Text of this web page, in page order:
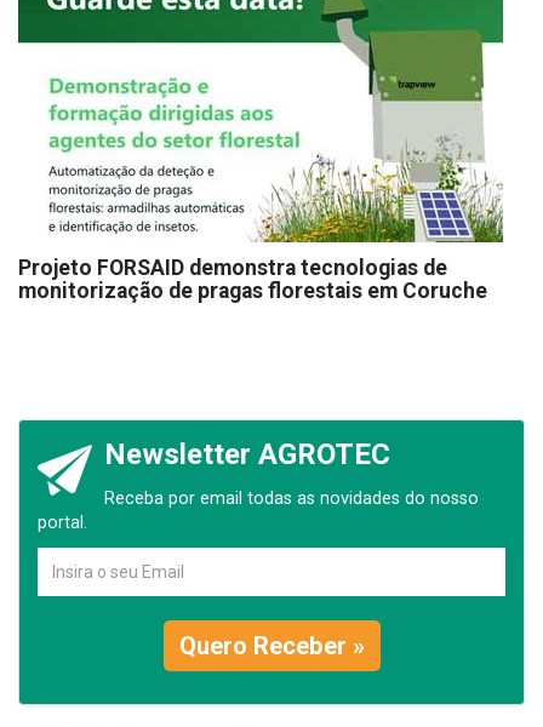
Projeto FORSAID demonstra tecnologias de
monitorização de pragas florestais em Coruche
Newsletter AGROTEC
Receba por email todas as novidades do nosso
portal.
Quero Receber »